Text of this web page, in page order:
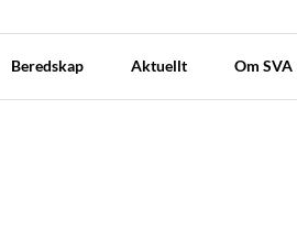
Beredskap Aktuellt Om SVA